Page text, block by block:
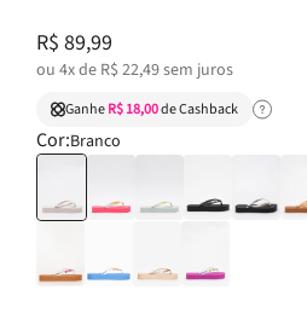
R$ 89,99
ou 4x de R$ 22,49sem juros
GanheR$ 18,00de Cashback
Cor:Branco